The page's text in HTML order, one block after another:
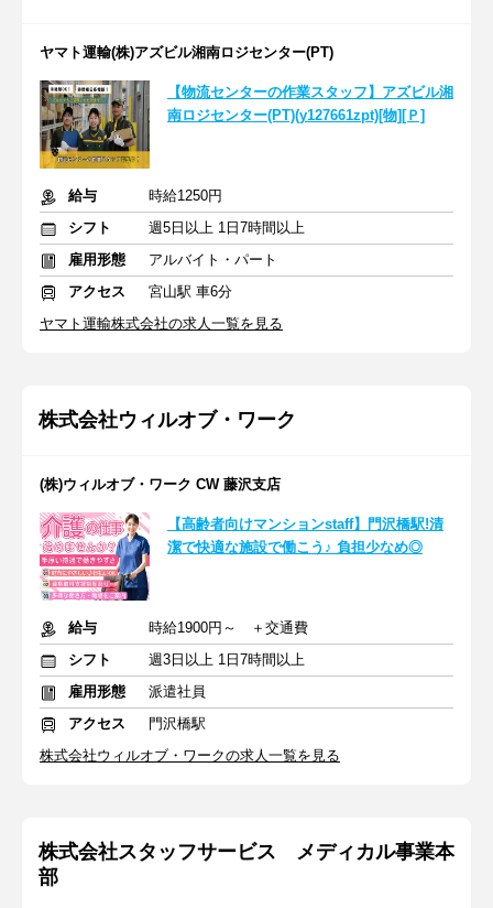
ヤマト運輸(株)アズビル湘南ロジセンター(PT)
【物流センターの作業スタッフ】アズビル湘
南ロジセンター(PT)(y127661zpt)[物][Ｐ]
給与
時給1250円
シフト
週5日以上 1日7時間以上
雇用形態
アルバイト・パート
アクセス
宮山駅 車6分
ヤマト運輸株式会社の求人一覧を見る
株式会社ウィルオブ・ワーク
(株)ウィルオブ・ワーク CW 藤沢支店
【高齢者向けマンションstaff】門沢橋駅!清
潔で快適な施設で働こう♪ 負担少なめ◎
給与
時給1900円～ ＋交通費
シフト
週3日以上 1日7時間以上
雇用形態
派遣社員
アクセス
門沢橋駅
株式会社ウィルオブ・ワークの求人一覧を見る
株式会社スタッフサービス メディカル事業本
部